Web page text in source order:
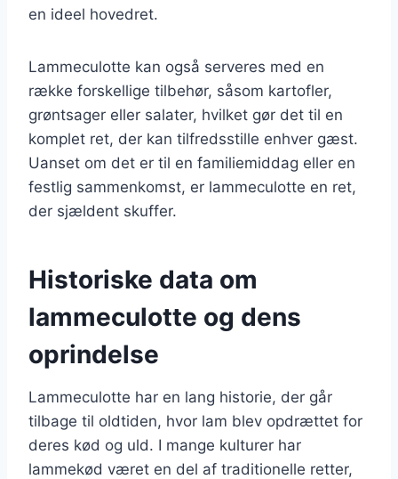
en ideel hovedret.
Lammeculotte kan også serveres med en
række forskellige tilbehør, såsom kartofler,
grøntsager eller salater, hvilket gør det til en
komplet ret, der kan tilfredsstille enhver gæst.
Uanset om det er til en familiemiddag eller en
festlig sammenkomst, er lammeculotte en ret,
der sjældent skuffer.
Historiske data om
lammeculotte og dens
oprindelse
Lammeculotte har en lang historie, der går
tilbage til oldtiden, hvor lam blev opdrættet for
deres kød og uld. I mange kulturer har
lammekød været en del af traditionelle retter,